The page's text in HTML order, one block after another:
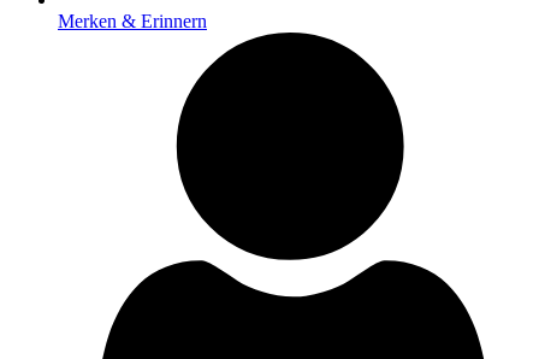
Merken & Erinnern